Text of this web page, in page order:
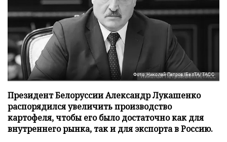
Фото: Николай Петров/БелТА/ТАСС
Президент Белоруссии Александр Лукашенко
распорядился увеличить производство
картофеля, чтобы его было достаточно как для
внутреннего рынка, так и для экспорта в Россию.